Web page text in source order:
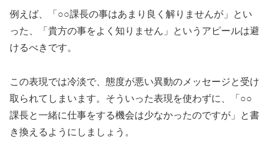
例えば、「○○課長の事はあまり良く解りませんが」とい
った、「貴方の事をよく知りません」というアピールは避
けるべきです。
この表現では冷淡で、態度が悪い異動のメッセージと受け
取られてしまいます。そういった表現を使わずに、「○○
課長と一緒に仕事をする機会は少なかったのですが」と書
き換えるようにしましょう。